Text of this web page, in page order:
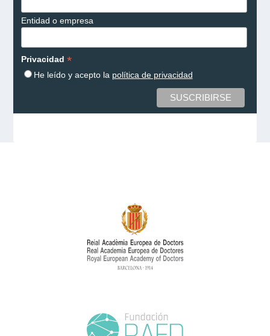
Entidad o empresa
Privacidad *
He leído y acepto la política de privacidad